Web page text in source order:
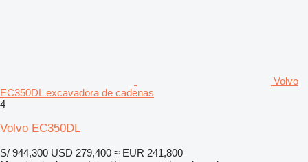
Volvo
EC350DL excavadora de cadenas
4
Volvo EC350DL
S/ 944,300 USD 279,400 ≈ EUR 241,800